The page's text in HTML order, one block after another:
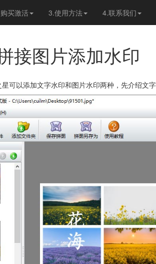
买激活 3.使用方法 4.联系我们
接图片添加水印
可以添加文字水印和图片水印两种，先介绍文